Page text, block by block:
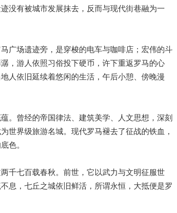
没有被城市发展抹去，反而与现代街巷融为一
广场遗迹旁，是穿梭的电车与咖啡店；宏伟的斗
，游人依照习俗投下硬币，许下重返罗马的心
人依旧延续着悠闲的生活，午后小憩、傍晚漫
。曾经的帝国律法、建筑美学、人文思想，深刻
世界级旅游名城。现代罗马褪去了征战的铁血，
色。
千七百载春秋。前世，它以武力与文明征服世
息，七丘之城依旧鲜活，所谓永恒，大抵便是罗